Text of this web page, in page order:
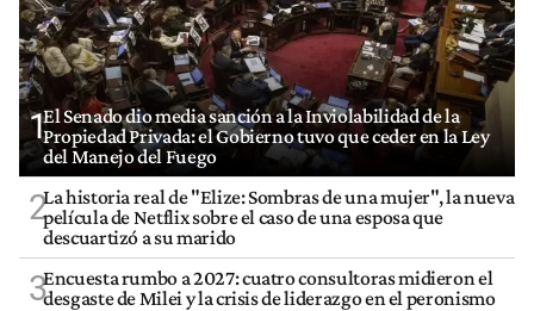
1El Senado dio media sanción a la Inviolabilidad de la
Propiedad Privada: el Gobierno tuvo que ceder en la Ley
del Manejo del Fuego
2La historia real de "Elize: Sombras de una mujer", la nueva
película de Netflix sobre el caso de una esposa que
descuartizó a su marido
3Encuesta rumbo a 2027: cuatro consultoras midieron el
desgaste de Milei y la crisis de liderazgo en el peronismo